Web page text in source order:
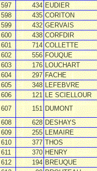
597
434 EUDIER
598
435 CORITON
599
432 GERVAIS
600
438 CORFDIR
601
714 COLLETTE
602
556 FOUQUE
603
176 LOUCHART
604
297 FACHE
605
348 LEFEBVRE
606
121 LE SCIELLOUR
607
151 DUMONT
608
628 DESHAYS
609
255 LEMAIRE
610
377 THOS
611
370 HENRY
612
194 BREUQUE